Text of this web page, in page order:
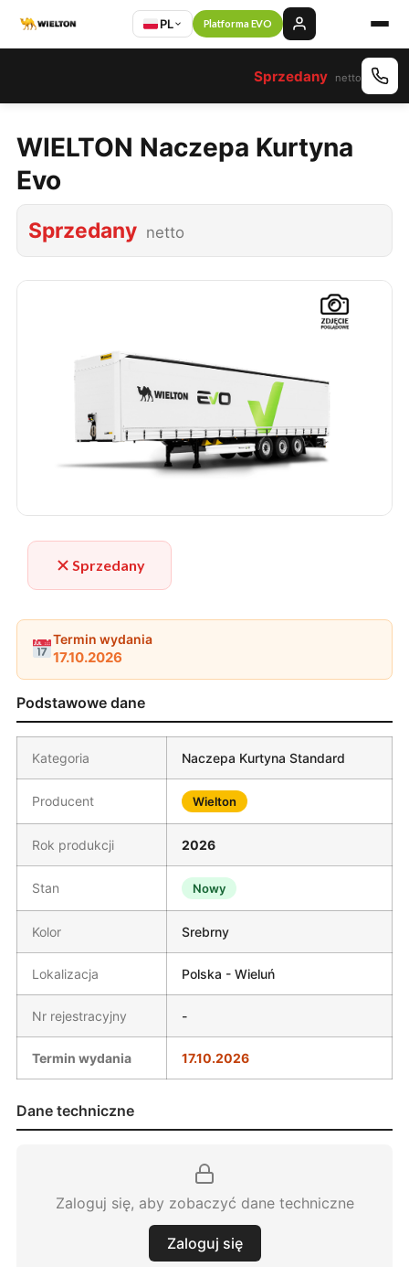
PL Platforma EVO
Sprzedany netto
WIELTON Naczepa Kurtyna
Evo
Sprzedany netto
Sprzedany
Termin wydania
17.10.2026
Podstawowe dane
Kategoria Naczepa Kurtyna Standard
Producent Wielton
Rok produkcji 2026
Stan Nowy
Kolor Srebrny
Lokalizacja Polska - Wieluń
Nr rejestracyjny -
Termin wydania 17.10.2026
Dane techniczne
Zaloguj się, aby zobaczyć dane techniczne
Zaloguj się